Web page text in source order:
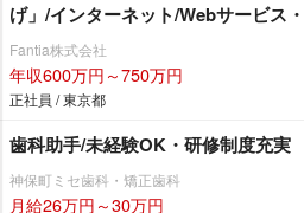
げ」/インターネット/Webサービス
Fantia株式会社
年収600万円～750万円
正社員 / 東京都
歯科助手/未経験OK・研修制度充実
神保町ミセ歯科・矯正歯科
月給26万円～30万円